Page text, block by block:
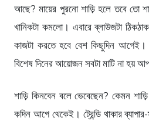
আছে? মায়ের পুরনো শাড়ি হলে তবে তো
খানিকটা কমলো। এবারে ব্লাউজটা
কাজটা করতে হবে বেশ কিছুদিন আগেই।
বিশেষ দিনের আয়োজন সবটা মাটি না হয়
শাড়ি কিনবেন বলে ভেবেছেন? কেমন
কদিন আগে থেকেই। ট্রেন্ডি থাকার